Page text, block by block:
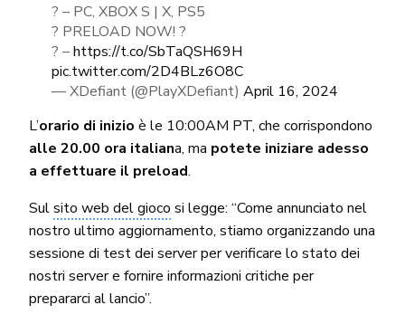
? – PC, XBOX S | X, PS5
? PRELOAD NOW! ?
? –https://t.co/SbTaQSH69H
pic.twitter.com/2D4BLz6O8C
— XDefiant (@PlayXDefiant)April 16, 2024
L’orario di inizio è le 10:00AM PT, che corrispondono
alle 20.00 ora italiana, ma potete iniziare adesso
a effettuare il preload.
Sulsito web del gioco si legge: “Come annunciato nel
nostro ultimo aggiornamento, stiamo organizzando una
sessione di test dei server per verificare lo stato dei
nostri server e fornire informazioni critiche per
prepararci al lancio”.